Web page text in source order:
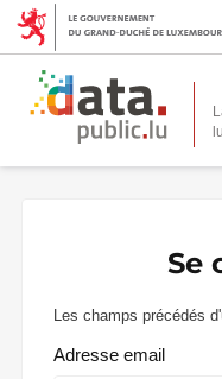
Se
Les champs précédés
Adresse email